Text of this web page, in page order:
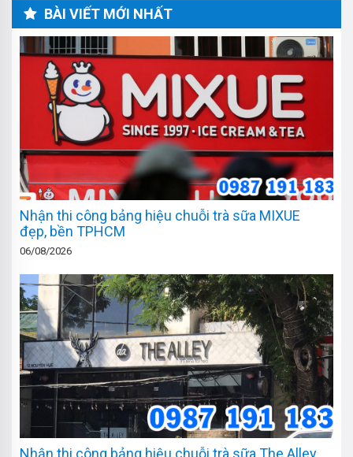
BÀI VIẾT MỚI NHẤT
Nhận thi công bảng hiệu chuỗi trà sữa MIXUE
đẹp, bền TPHCM
06/08/2026
Nhận thi công bảng hiệu chuỗi trà sữa The Alley